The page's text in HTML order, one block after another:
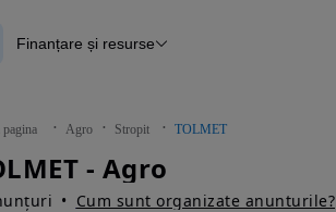
Finanțare și resurse
pagina Agro Stropit TOLMET
- Agro
Cum sunt organizate anunturile?